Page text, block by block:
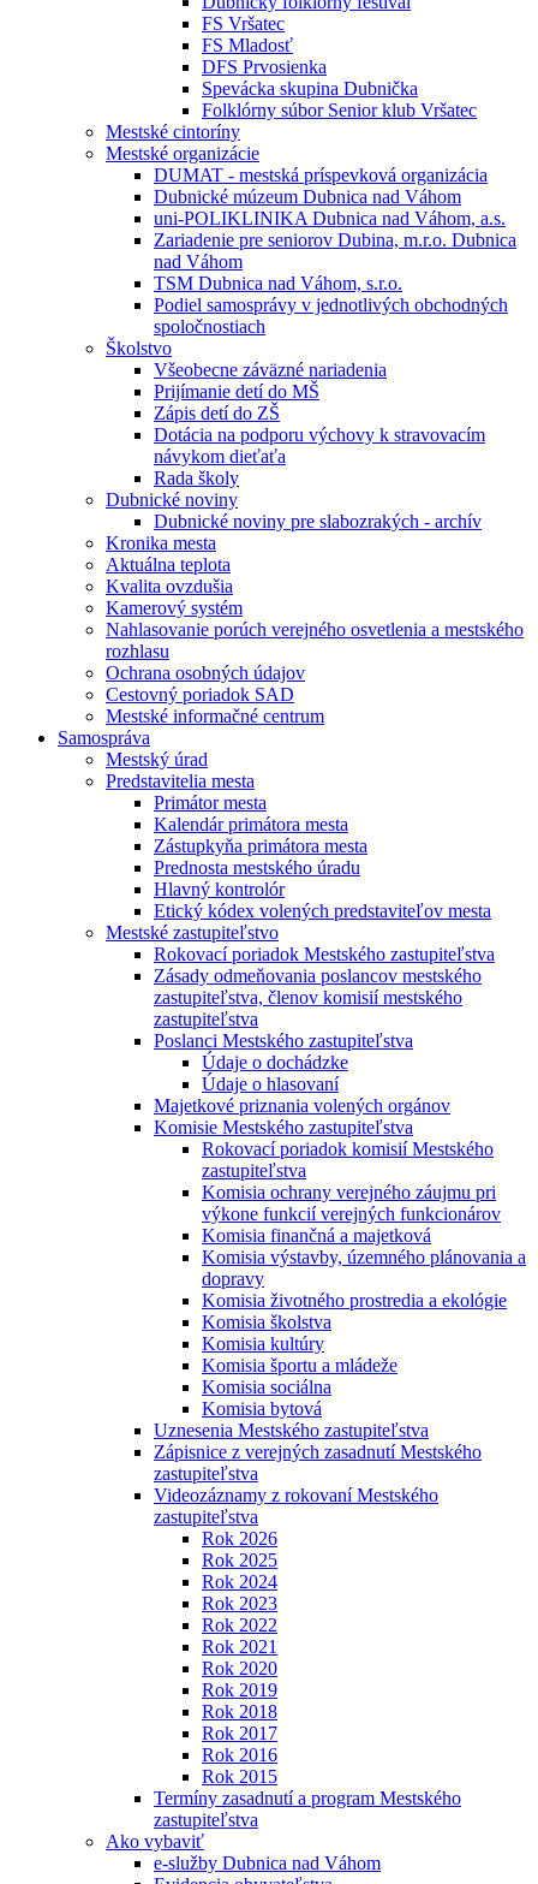
FS Vršatec
FS Mladosť
DFS Prvosienka
Spevácka skupina Dubnička
Folklórny súbor Senior klub Vršatec
Mestské cintoríny
Mestské organizácie
DUMAT - mestská príspevková organizácia
Dubnické múzeum Dubnica nad Váhom
uni-POLIKLINIKA Dubnica nad Váhom, a.s.
Zariadenie pre seniorov Dubina, m.r.o. Dubnica
nad Váhom
TSM Dubnica nad Váhom, s.r.o.
Podiel samosprávy v jednotlivých obchodných
spoločnostiach
Školstvo
Všeobecne záväzné nariadenia
Prijímanie detí do MŠ
Zápis detí do ZŠ
Dotácia na podporu výchovy k stravovacím
návykom dieťaťa
Rada školy
Dubnické noviny
Dubnické noviny pre slabozrakých - archív
Kronika mesta
Aktuálna teplota
Kvalita ovzdušia
Kamerový systém
Nahlasovanie porúch verejného osvetlenia a mestského
rozhlasu
Ochrana osobných údajov
Cestovný poriadok SAD
Mestské informačné centrum
Samospráva
Mestský úrad
Predstavitelia mesta
Primátor mesta
Kalendár primátora mesta
Zástupkyňa primátora mesta
Prednosta mestského úradu
Hlavný kontrolór
Etický kódex volených predstaviteľov mesta
Mestské zastupiteľstvo
Rokovací poriadok Mestského zastupiteľstva
Zásady odmeňovania poslancov mestského
zastupiteľstva, členov komisií mestského
zastupiteľstva
Poslanci Mestského zastupiteľstva
Údaje o dochádzke
Údaje o hlasovaní
Majetkové priznania volených orgánov
Komisie Mestského zastupiteľstva
Rokovací poriadok komisií Mestského
zastupiteľstva
Komisia ochrany verejného záujmu pri
výkone funkcií verejných funkcionárov
Komisia finančná a majetková
Komisia výstavby, územného plánovania a
dopravy
Komisia životného prostredia a ekológie
Komisia školstva
Komisia kultúry
Komisia športu a mládeže
Komisia sociálna
Komisia bytová
Uznesenia Mestského zastupiteľstva
Zápisnice z verejných zasadnutí Mestského
zastupiteľstva
Videozáznamy z rokovaní Mestského
zastupiteľstva
Rok 2026
Rok 2025
Rok 2024
Rok 2023
Rok 2022
Rok 2021
Rok 2020
Rok 2019
Rok 2018
Rok 2017
Rok 2016
Rok 2015
Termíny zasadnutí a program Mestského
zastupiteľstva
Ako vybaviť
e-služby Dubnica nad Váhom